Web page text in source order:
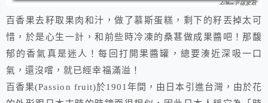
百香果去籽取果肉和汁，做了慕斯蛋糕，剩下的籽丟掉太可
惜，於是心生一計，和前些時冷凍的桑葚做成果醬吧！那馥
郁的香氣真是迷人！每回打開果醬罐，總要湊近深吸一口
氣，還沒嚐，就已經幸福滿溢！
百香果(Passion fruit)於1901年間，由日本引進台灣，由於花